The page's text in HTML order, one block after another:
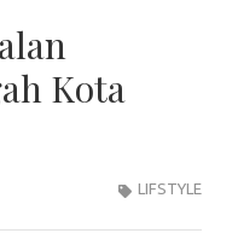
Kota
LIFSTYLE